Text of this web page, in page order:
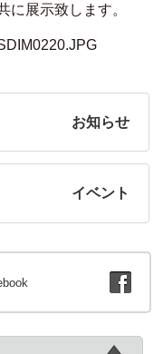
に展示致します。
お知らせ
イベント